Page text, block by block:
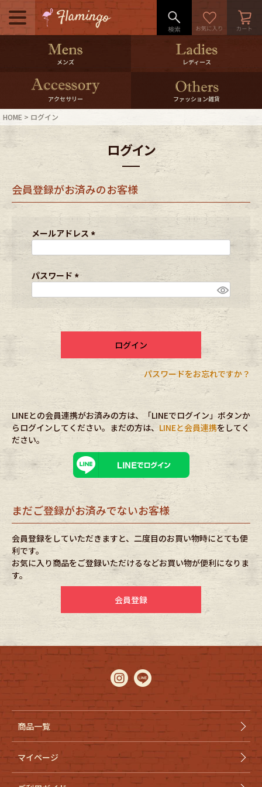
メニュー
500pt＆10％Offクーポンプレゼン
ト
10％0ffクーポンプレゼント
ログイン・会員登録 LINE ID連携
マイページ
ご利用ガイド International Shipping
店舗紹介 特集一覧
スタッフコーディネート
年代から探す
メンズ商品カテゴリーから探す
Tops Outer
Bottoms Fafatt
レディース商品カテゴリーから探す
Bottoms
Outer One Piece
Fafatt
小物・アクセサリーから探す
Eye Wear
Stall・Scarf
Accessory
Belt antique goods
Keyring vintage bicycle
FAFATT
メンズ レディース
アクセサリー ファッション雑貨
HOME ログイン
ログイン
会員登録がお済みのお客様
メールアドレス
)
パスワード
ログイン
パスワードをお忘れですか？
LINEとの会員連携がお済みの方は、「LINEでログイン」ボタンか
らログインしてください。まだの方は、 LINEと会員連携をしてく
ださい。
まだご登録がお済みでないお客様
会員登録をしていただきますと、二度目のお買い物時にとても便
利です。
お気に入り商品をご登録いただけるなどお買い物が便利になりま
す。
会員登録
商品一覧
マイページ